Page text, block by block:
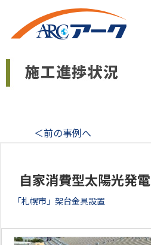
＜前の事例へ
自家消費型太陽光発電
「札幌市」架台金具設置